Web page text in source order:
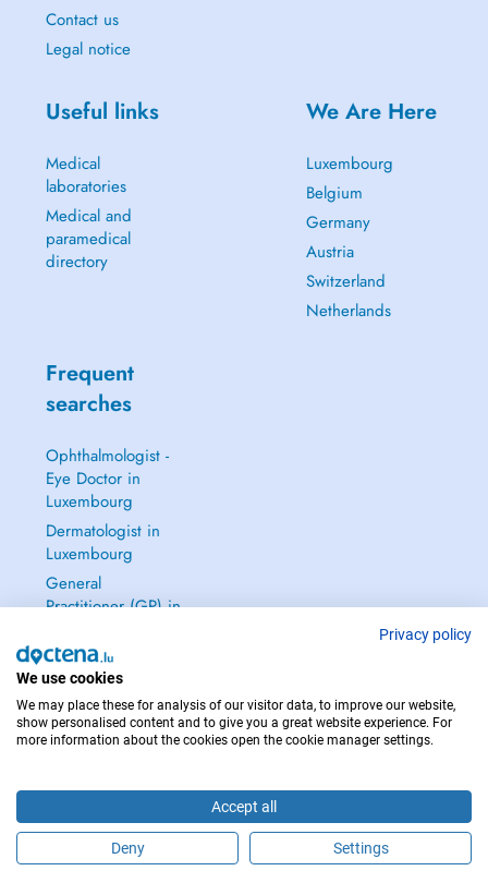
Contact us
Legal notice
Useful links
Medical
laboratories
Medical and
paramedical
directory
We Are Here
Luxembourg
Belgium
Germany
Austria
Switzerland
Netherlands
Frequent
searches
Ophthalmologist -
Eye Doctor in
Luxembourg
Dermatologist in
Luxembourg
General
Practitioner (GP) in
Gynecologist in
Luxembourg
See all →
IN CASE OF EMERGENCIES, PLEASE CONTACT : 112
Copyright © 2026 - DOCTENA S.A. 42, Rue de la Vallée, L-2661 Luxembourg
Privacy policy
We use cookies
We may place these for analysis of our visitor data, to improve our website,
show personalised content and to give you a great website experience. For
more information about the cookies open the cookie manager settings.
Accept all
Deny Settings